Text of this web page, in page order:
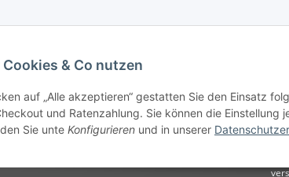
USt., zzgl.Versand
Unser Webshop richtet sich an gewerbliche Kunden.
& Co nutzen
auf „Alle akzeptieren“ gestatten Sie den Einsatz
und Ratenzahlung. Sie können die
Sie unte Konfigurieren und in unserer